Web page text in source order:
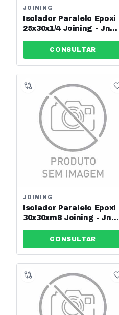
JOINING
Isolador Paralelo Epoxi
25x30x1/4 Joining - Jng -
CONSULTAR
JOINING
Isolador Paralelo Epoxi
30x30xm8 Joining - Jng -
CONSULTAR